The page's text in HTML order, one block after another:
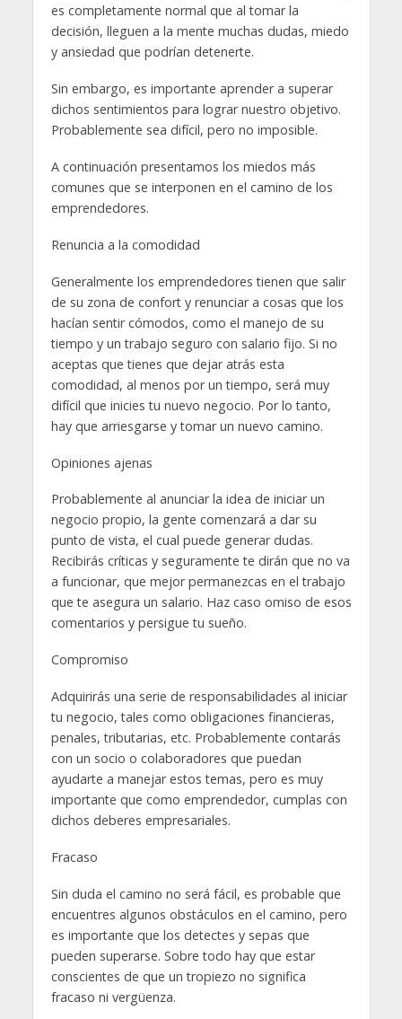
es completamente normal que al tomar la
decisión, lleguen a la mente muchas dudas, miedo
y ansiedad que podrían detenerte.
Sin embargo, es importante aprender a superar
dichos sentimientos para lograr nuestro objetivo.
Probablemente sea difícil, pero no imposible.
A continuación presentamos los miedos más
comunes que se interponen en el camino de los
emprendedores.
Renuncia a la comodidad
Generalmente los emprendedores tienen que salir
de su zona de confort y renunciar a cosas que los
hacían sentir cómodos, como el manejo de su
tiempo y un trabajo seguro con salario fijo. Si no
aceptas que tienes que dejar atrás esta
comodidad, al menos por un tiempo, será muy
difícil que inicies tu nuevo negocio. Por lo tanto,
hay que arriesgarse y tomar un nuevo camino.
Opiniones ajenas
Probablemente al anunciar la idea de iniciar un
negocio propio, la gente comenzará a dar su
punto de vista, el cual puede generar dudas.
Recibirás críticas y seguramente te dirán que no va
a funcionar, que mejor permanezcas en el trabajo
que te asegura un salario. Haz caso omiso de esos
comentarios y persigue tu sueño.
Compromiso
Adquirirás una serie de responsabilidades al iniciar
tu negocio, tales como obligaciones financieras,
penales, tributarias, etc. Probablemente contarás
con un socio o colaboradores que puedan
ayudarte a manejar estos temas, pero es muy
importante que como emprendedor, cumplas con
dichos deberes empresariales.
Fracaso
Sin duda el camino no será fácil, es probable que
encuentres algunos obstáculos en el camino, pero
es importante que los detectes y sepas que
pueden superarse. Sobre todo hay que estar
conscientes de que un tropiezo no significa
fracaso ni vergüenza.